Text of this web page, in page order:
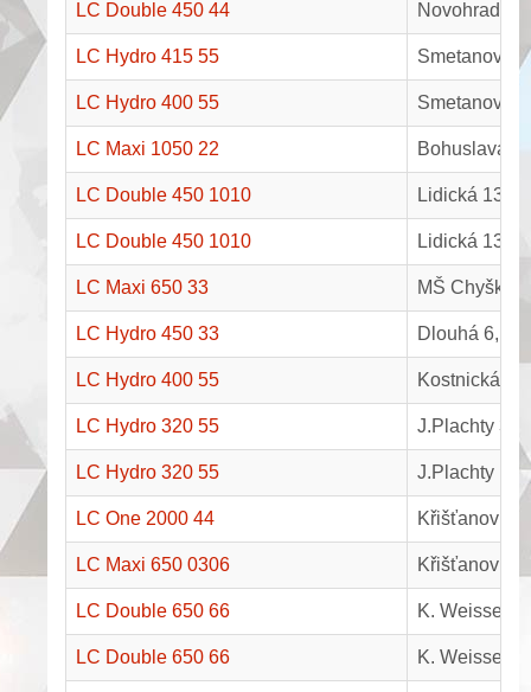
LC Double 450 44
LC Hydro 415 55 Smetanova
LC Hydro 400 55 Smetanova
LC Maxi 1050 22 Bohuslava
LC Double 450 1010 Lidická 135/
LC Double 450 1010 Lidická 135/
LC Maxi 650 33 MŠ Chyšky
LC Hydro 450 33 Dlouhá 6,
LC Hydro 400 55 Kostnická
LC Hydro 320 55 J.Plachty 3,
LC Hydro 320 55 J.Plachty 1,
LC One 2000 44 Křišťanovice
LC Maxi 650 0306 Křišťanovice
LC Double 650 66 K. Weisse
LC Double 650 66 K. Weisse